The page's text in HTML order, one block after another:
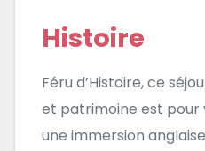
Histoire
Féru d’Histoire, ce
et patrimoine est pour
une immersion